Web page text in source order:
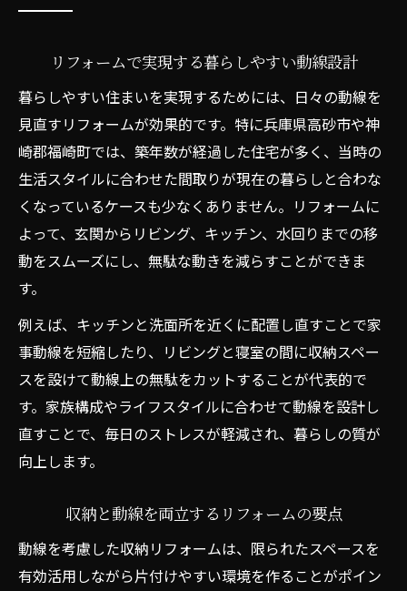
リフォームで実現する暮らしやすい動線設計
暮らしやすい住まいを実現するためには、日々の動線を
見直すリフォームが効果的です。特に兵庫県高砂市や神
崎郡福崎町では、築年数が経過した住宅が多く、当時の
生活スタイルに合わせた間取りが現在の暮らしと合わな
くなっているケースも少なくありません。リフォームに
よって、玄関からリビング、キッチン、水回りまでの移
動をスムーズにし、無駄な動きを減らすことができま
す。
例えば、キッチンと洗面所を近くに配置し直すことで家
事動線を短縮したり、リビングと寝室の間に収納スペー
スを設けて動線上の無駄をカットすることが代表的で
す。家族構成やライフスタイルに合わせて動線を設計し
直すことで、毎日のストレスが軽減され、暮らしの質が
向上します。
収納と動線を両立するリフォームの要点
動線を考慮した収納リフォームは、限られたスペースを
有効活用しながら片付けやすい環境を作ることがポイン